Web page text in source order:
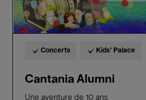
Concerts Kids’ Palace
Cantania Alumni
Une aventure de 10 ans